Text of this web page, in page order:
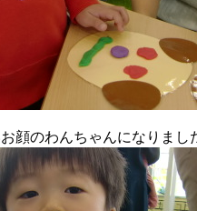
顔のわんちゃんになりまし